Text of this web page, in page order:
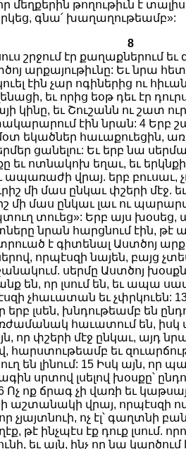
մեղքերին թողութիւն է
գնա՛ խաղաղութեամբ»:
8
շրջում էր քաղաքներում եւ
արքայութիւնը: Եւ նրա
էին չար ոգիներից ու
եւ որից եօթ դեւ էր
կինը, եւ Շուշանն ու շատ
էին նրան: 4 Երբ
եկածներ հաւաքուեցին,
ցանելու: Եւ երբ նա
ոտնակոխ եղաւ, եւ երկնքի
ապառաժի վրայ. երբ բուսաւ,
մի մաս ընկաւ փշերի մէջ.
մի մաս ընկաւ լաւ ու պարարտ
տուեց»: Երբ այս խօսեց,
նրան հարցնում էին, թէ
է գիտենալ Աստծոյ
որպէսզի նայեն, բայց
սերմը Աստծոյ
են, որ լսում են, եւ ապա
չհաւատան եւ չփրկուեն:
երբ լսեն, խնդութեամբ են
հաւատում են,
որ փշերի մէջ ընկաւ, այդ
հարստութեամբ եւ
են լինում: 15 Իսկ այն, որ
սրտով լսելով խօսքը՝
Ոչ ոք ճրագ չի վառի եւ
աշտանակի վրայ, որպէսզի
չյայտնուի, ոչ էլ՝ գաղտնի
թէ ինչպէս էք դուք լսում.
եւ այն, ինչ որ նա